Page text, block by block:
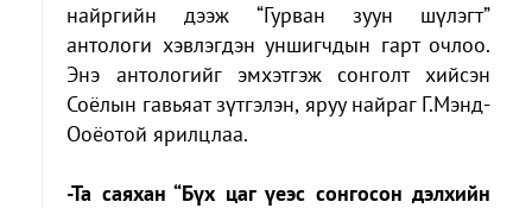
найргийн дээж “Гурван зуун шүлэгт”
антологи хэвлэгдэн уншигчдын гарт очлоо.
Энэ антологийг эмхэтгэж сонголт хийсэн
Соёлын гавьяат зүтгэлэн, яруу найраг Г.Мэнд-
Ооёотой ярилцлаа.
-Та саяхан “Бүх цаг үеэс сонгосон дэлхийн